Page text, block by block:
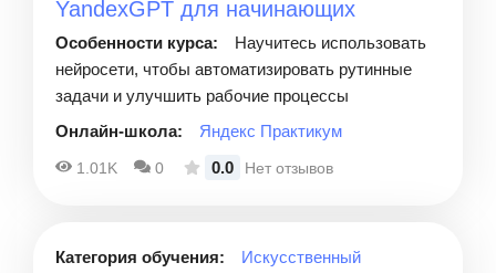
YandexGPT для начинающих
Особенности курса:
Научитесь использовать
нейросети, чтобы автоматизировать рутинные
задачи и улучшить рабочие процессы
Онлайн-школа:
Яндекс Практикум
1.01K 0 0.0 Нет отзывов
Категория обучения:
Искусственный